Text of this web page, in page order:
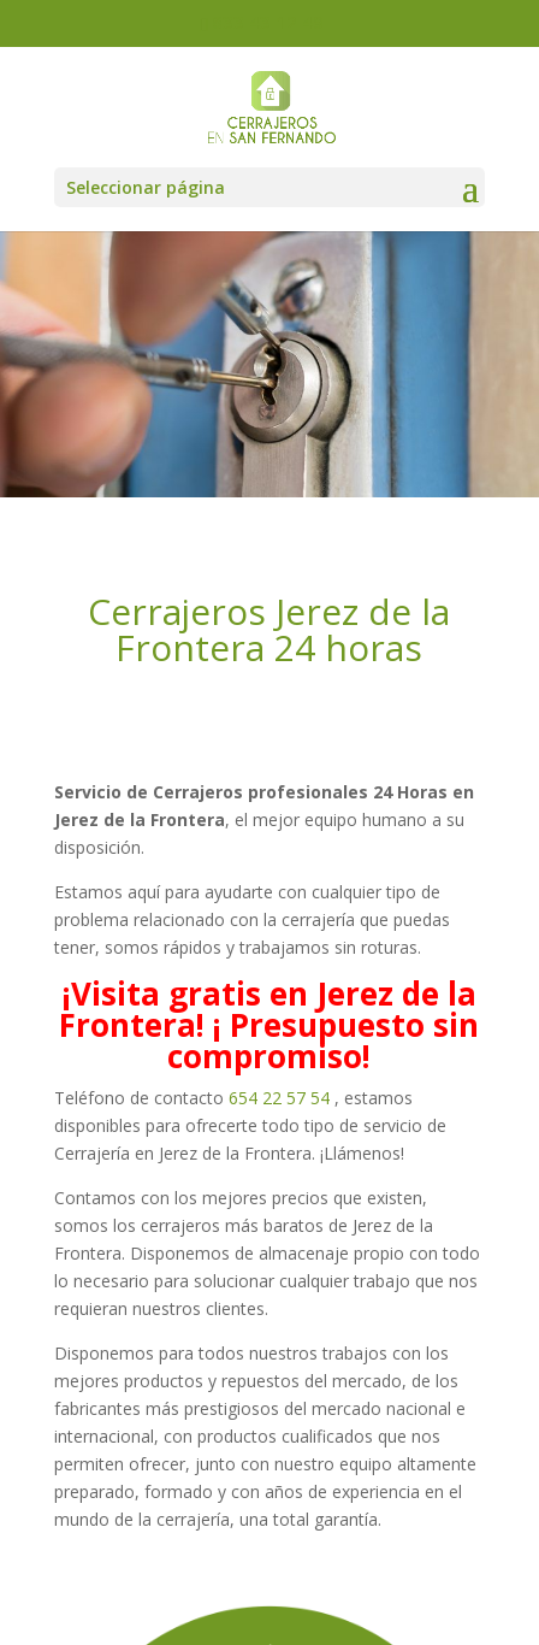
Seleccionar página
Cerrajeros Jerez de la
Frontera 24 horas
Servicio de Cerrajeros profesionales 24 Horas en
Jerez de la Frontera, el mejor equipo humano a su
disposición.
Estamos aquí para ayudarte con cualquier tipo de
problema relacionado con la cerrajería que puedas
tener, somos rápidos y trabajamos sin roturas.
¡Visita gratis en Jerez de la
Frontera! ¡ Presupuesto sin
compromiso!
Teléfono de contacto 654 22 57 54 , estamos
disponibles para ofrecerte todo tipo de servicio de
Cerrajería en Jerez de la Frontera. ¡Llámenos!
Contamos con los mejores precios que existen,
somos los cerrajeros más baratos de Jerez de la
Frontera. Disponemos de almacenaje propio con todo
lo necesario para solucionar cualquier trabajo que nos
requieran nuestros clientes.
Disponemos para todos nuestros trabajos con los
mejores productos y repuestos del mercado, de los
fabricantes más prestigiosos del mercado nacional e
internacional, con productos cualificados que nos
permiten ofrecer, junto con nuestro equipo altamente
preparado, formado y con años de experiencia en el
mundo de la cerrajería, una total garantía.